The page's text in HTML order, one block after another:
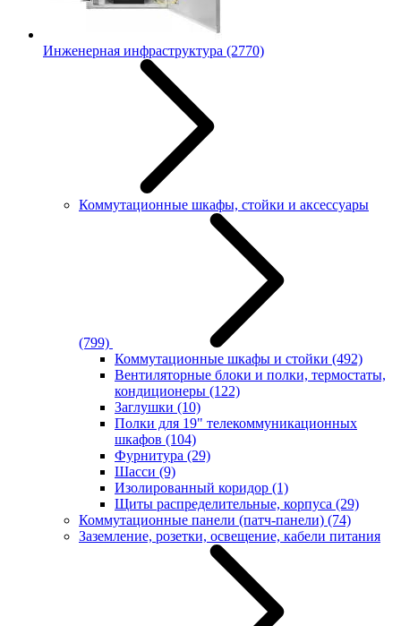
Инженерная инфраструктура (2770)
Коммутационные шкафы, стойки и аксессуары
(799)
Коммутационные шкафы и стойки (492)
Вентиляторные блоки и полки, термостаты,
кондиционеры (122)
Заглушки (10)
Полки для 19" телекоммуникационных
шкафов (104)
Фурнитура (29)
Шасси (9)
Изолированный коридор (1)
Щиты распределительные, корпуса (29)
Коммутационные панели (патч-панели) (74)
Заземление, розетки, освещение, кабели питания